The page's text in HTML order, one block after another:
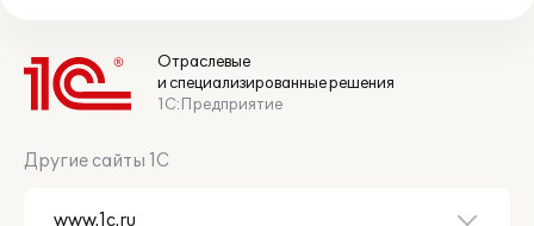
Отраслевые
и специализированные решения
1С:Предприятие
Другие сайты 1С